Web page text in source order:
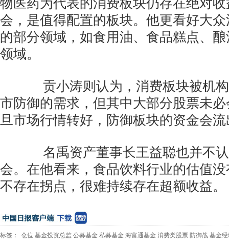
物医药为代表的消费板块仍存在绝对
会，是值得配置的板块。他更看好大
的部分领域，如食用油、食品糕点、
领域。
贡小涛则认为，消费板块被机构
市防御的需求，但其中大部分股票未
旦市场行情转好，防御板块的资金会
名禹资产董事长王益聪也并不认
会。在他看来，食品饮料行业的估值
不存在拐点，很难持续存在超额收益。
标签： 仓位 基金投资总监 公募基金 私募基金 海富通基金 消费类股票 防御战 基金